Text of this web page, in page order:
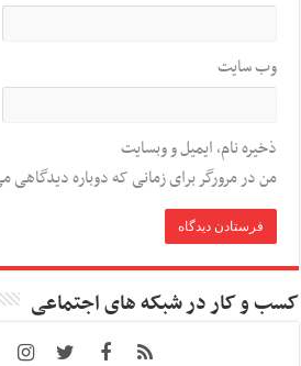
وب‌ سایت
ذخیره نام، ایمیل و وبسایت
من در مرورگر برای زمانی که دوباره دیدگاهی
کسب و کار در شبکه های اجتماعی